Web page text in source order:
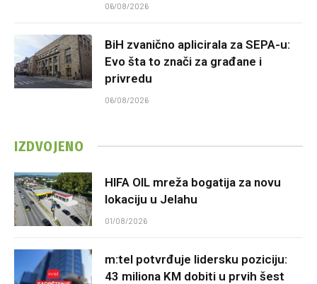
06/08/2026
BiH zvanično aplicirala za SEPA-u:
Evo šta to znači za građane i
privredu
06/08/2026
IZDVOJENO
HIFA OIL mreža bogatija za novu
lokaciju u Jelahu
01/08/2026
m:tel potvrđuje lidersku poziciju:
43 miliona KM dobiti u prvih šest